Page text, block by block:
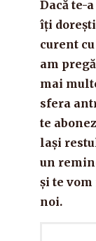
Dacă te-
îți
curent
am
mai
sfera
te
lași
un
și te
noi.